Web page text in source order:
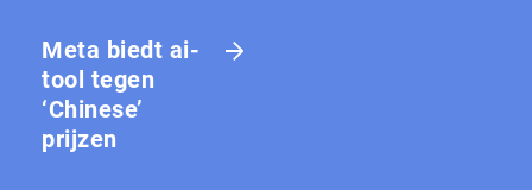
Meta biedt ai-
tool tegen
‘Chinese’
prijzen